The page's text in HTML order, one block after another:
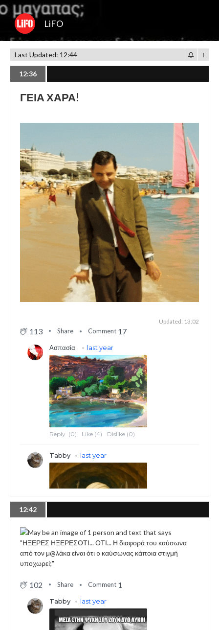
LiFO
Last Updated: 12:44 ↑
12:36
ΓΕΙΑ ΧΑΡΑ!
Updated: 13:02
113 Share Comment 17
12:42
102 Share Comment 1